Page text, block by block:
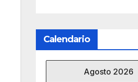
Calendario
Agosto 2026